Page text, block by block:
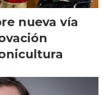
nueva vía